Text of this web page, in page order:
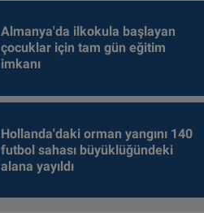
Almanya'da ilkokula başlayan
çocuklar için tam gün eğitim
imkanı
Hollanda'daki orman yangını 140
futbol sahası büyüklüğündeki
alana yayıldı